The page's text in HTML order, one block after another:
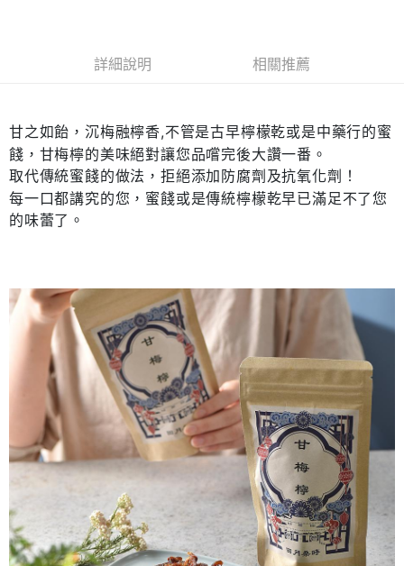
消。如遇「轉專審核」未通過狀況，表示未達大哥付你分期系統評分，恕無
法說明評估內容。
醒簡訊。
2.透過簡訊連結打開帳單後，可選擇「超商條碼／台灣大直營門市／銀行轉
帳／街口支付／iPASS MONEY」等通路繳費。
1.本服務係由「台灣大哥大股份有限公司」（以下簡稱本公司）所提供，讓
用戶於交易時，得透過本服務購買商品或服務，並由商店將買賣／分期付款
3.完整用戶服務條款，請詳閱以下連結：
https://oppay.tw/userRule
２．便利：只要手機號碼，簡訊認證，即可結帳。
１．於結帳方式選擇「AFTEE先享後付」後，將跳轉至「AFTEE先享後付」
結帳頁面，進行簡訊認證並確認金額後，即可完成結帳。
２．訂單成立數日內，您將收到繳費通知簡訊。
３．收到繳費通知簡訊後14天內，點擊此簡訊中的連結，可透過四大超商／
ATM／網路銀行／等多元方式進行付款，方視為交易完成。
※ 請注意：結帳手續完成當下不需立刻繳費，但若您需要取消訂單，請聯絡
購買商品的店家。未經商家同意取消之訂單仍視為有效，需透過AFTEE先享
客戶支援中心」https://netprotections.freshdesk.com/support/home
【注意事項】
１．透過由恩沛科技股份有限公司提供之「AFTEE先享後付」服務完成之交
易，需依本服務之必要範圍內提供個人資料，並將交易相關給付款項請求債
權轉讓予恩沛科技股份有限公司。
２．關於個人資料處理事宜，請瀏覽以下網址：
https://aftee.tw/terms/#terms3
３．未成年的使用者請事先徵得法定代理人或監護人之同意方可使用
「AFTEE先享後付」，若未經同意申辦者引起之損失，本公司不負相關責
任。
４．使用「AFTEE先享後付」時，將依據個別帳號之用戶狀況，依本公司即
時審查核予不同之上限額度；若仍有額度不足之情形，本公司將視審查結果
請求用戶進行身份認證。
５．嚴禁一人註冊多個帳號或使用他人資訊註冊。若發現惡意使用之情形，
恩沛科技股份有限公司將有權停止該用戶之使用額度並採取法律行動。
付款後7-11取貨
每筆NT$70，滿NT$1,000(含以上)免運費
宅配
每筆NT$100，滿NT$1,200(含以上)免運費
免運費
詳細說明 相關推薦
甘之如飴，沉梅融檸香,不管是古早檸檬乾或是中藥行的蜜
餞，甘梅檸的美味絕對讓您品嚐完後大讚一番。
取代傳統蜜餞的做法，拒絕添加防腐劑及抗氧化劑！
每一口都講究的您，蜜餞或是傳統檸檬乾早已滿足不了您
的味蕾了。